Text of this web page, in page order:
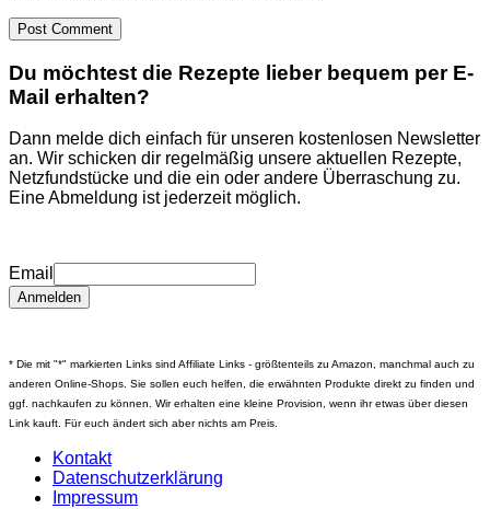
Du möchtest die Rezepte lieber bequem per E-
Mail erhalten?
Dann melde dich einfach für unseren kostenlosen Newsletter
an. Wir schicken dir regelmäßig unsere aktuellen Rezepte,
Netzfundstücke und die ein oder andere Überraschung zu.
Eine Abmeldung ist jederzeit möglich.
Email
* Die mit "*" markierten Links sind Affiliate Links - größtenteils zu Amazon, manchmal auch zu
anderen Online-Shops. Sie sollen euch helfen, die erwähnten Produkte direkt zu finden und
ggf. nachkaufen zu können. Wir erhalten eine kleine Provision, wenn ihr etwas über diesen
Link kauft. Für euch ändert sich aber nichts am Preis.
Kontakt
Datenschutzerklärung
Impressum